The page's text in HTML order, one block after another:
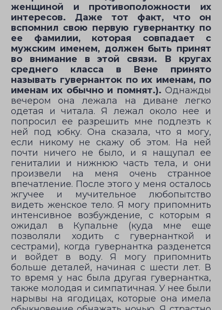
женщиной и противоположности их
интересов. Даже тот факт, что он
вспомнил свою первую гувернантку по
ее фамилии, которая совпадает с
мужским именем, должен быть принят
во внимание в этой связи. В кругах
среднего класса в Вене принято
называть гувернанток по их именам, по
именам их обычно и помнят.). Однажды
вечером она лежала на диване легко
одетая и читала. Я лежал около нее и
попросил ее разрешить мне подлезть к
ней под юбку. Она сказала, что я могу,
если никому не скажу об этом. На ней
почти ничего не было, и я нащупал ее
гениталии и нижнюю часть тела, и они
произвели на меня очень странное
впечатление. После этого у меня осталось
жгучее и мучительное любопытство
видеть женское тело. Я могу припомнить
интенсивное возбуждение, с которым я
ожидал в Купальне (куда мне еще
позволяли ходить с гувернанткой и
сестрами), когда гувернантка разденется
и войдет в воду. Я могу припомнить
больше деталей, начиная с шести лет. В
то время у нас была другая гувернантка,
также молодая и симпатичная. У нее были
нарывы на ягодицах, которые она имела